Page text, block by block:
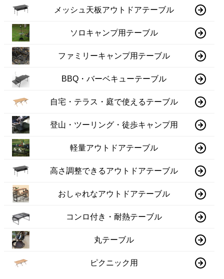
メッシュ天板アウトドアテーブル
ソロキャンプ用テーブル
ファミリーキャンプ用テーブル
BBQ・バーベキューテーブル
自宅・テラス・庭で使えるテーブル
登山・ツーリング・徒歩キャンプ用
軽量アウトドアテーブル
高さ調整できるアウトドアテーブル
おしゃれなアウトドアテーブル
コンロ付き・耐熱テーブル
丸テーブル
ピクニック用